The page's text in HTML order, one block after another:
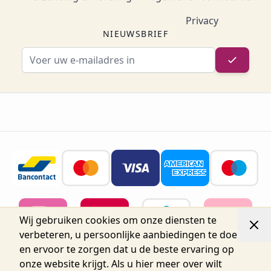
Wij gebruiken cookies om onze diensten te
verbeteren, u persoonlijke aanbiedingen te doen
en ervoor te zorgen dat u de beste ervaring op
onze website krijgt. Als u hier meer over wilt
Privacy
NIEUWSBRIEF